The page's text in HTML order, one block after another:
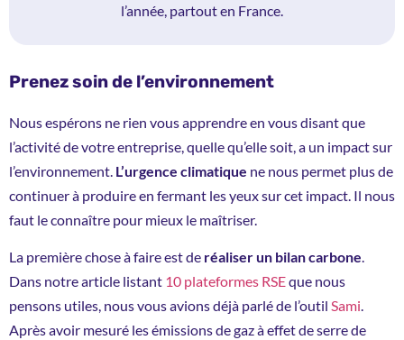
l’année, partout en France.
Prenez soin de l’environnement
Nous espérons ne rien vous apprendre en vous disant que
l’activité de votre entreprise, quelle qu’elle soit, a un impact sur
l’environnement. L’urgence climatique ne nous permet plus de
continuer à produire en fermant les yeux sur cet impact. Il nous
faut le connaître pour mieux le maîtriser.
La première chose à faire est de réaliser un bilan carbone.
Dans notre article listant 10 plateformes RSEque nous
pensons utiles, nous vous avions déjà parlé de l’outil Sami.
Après avoir mesuré les émissions de gaz à effet de serre de